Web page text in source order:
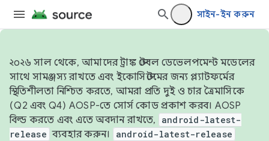
সাইন-ইন করুন
২০২৬ সাল থেকে, আমাদের ট্রাঙ্ক স্টেবল ডেভেলপমেন্ট মডেলের
সাথে সামঞ্জস্য রাখতে এবং ইকোসিস্টেমের জন্য প্ল্যাটফর্মের
স্থিতিশীলতা নিশ্চিত করতে, আমরা প্রতি দুই ও চার ত্রৈমাসিকে
(Q2 এবং Q4) AOSP-তে সোর্স কোড প্রকাশ করব। AOSP
বিল্ড করতে এবং এতে অবদান রাখতে,
android-latest-
release ব্যবহার করুন। android-latest-release